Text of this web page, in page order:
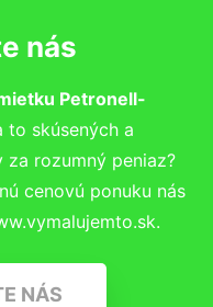
nás
Petronell-
to skúsených a
rozumný peniaz?
cenovú ponuku nás
NÁS